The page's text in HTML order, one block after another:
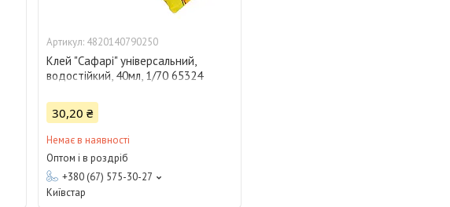
4820140790250
Клей "Сафарі" універсальний,
водостійкий, 40мл, 1/70 65324
30,20 ₴
Немає в наявності
Оптом і в роздріб
+380 (67) 575-30-27
Київстар